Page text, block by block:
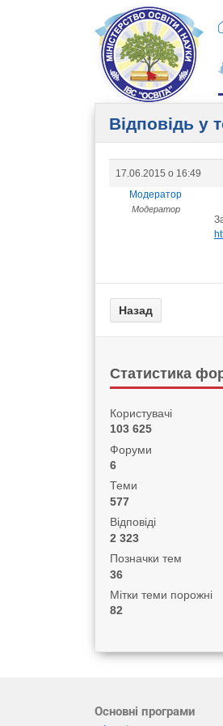
Відповідь у
17.06.2015 о 16:49
Модератор
Модератор
Статистика
Користувачі
103 625
Форуми
6
Теми
577
Відповіді
2 323
Позначки тем
36
Мітки теми порожні
82
Основні програми